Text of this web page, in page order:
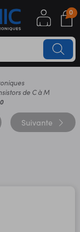
0
de C à M
Suivante